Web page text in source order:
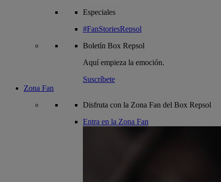
Especiales
#FanStoriesRepsol
Boletín Box Repsol
Aquí empieza la emoción.
Suscríbete
Zona Fan
Disfruta con la Zona Fan del Box Repsol
Entra en la Zona Fan